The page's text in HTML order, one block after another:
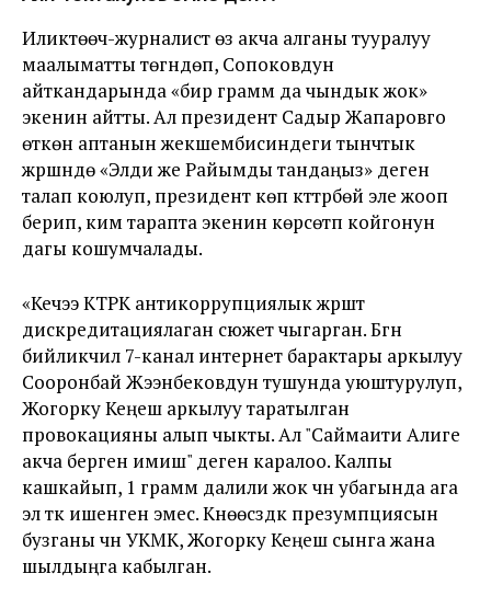
Иликтөөчү-журналист өзү акча алганы тууралуу
маалыматты төгүндөп, Сопоковдун
айткандарында «бир грамм да чындык жок»
экенин айтты. Ал президент Садыр Жапаровго
өткөн аптанын жекшембисиндеги тынчтык
жүрүшүндө «Элди же Райымды тандаңыз» деген
талап коюлуп, президент көп күттүрбөй эле жооп
берип, ким тарапта экенин көрсөтүп койгонун
дагы кошумчалады.
«Кечээ КТРК антикоррупциялык жүрүштү
дискредитациялаган сюжет чыгарган. Бүгүн
бийликчил 7-канал интернет барактары аркылуу
Сооронбай Жээнбековдун тушунда уюштурулуп,
Жогорку Кеңеш аркылуу таратылган
провокацияны алып чыкты. Ал "Саймаити Алиге
акча берген имиш" деген каралоо. Калпы
кашкайып, 1 грамм далили жок үчүн убагында ага
эл түк ишенген эмес. Күнөөсүздүк презумпциясын
бузганы үчүн УКМК, Жогорку Кеңеш сынга жана
шылдыңга кабылган.